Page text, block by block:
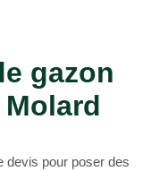
gazon
devis pour poser des